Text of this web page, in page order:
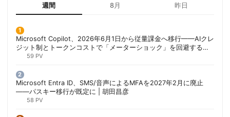
週間 8月 昨日
Microsoft Copilot、2026年6月1日から従量課金へ移行——AIクレ
ジット制とトークンコストで「メーターショック」を回避する方
法 | 胡田昌彦
59 PV
Microsoft Entra ID、SMS/音声によるMFAを2027年2月に廃止
——パスキー移行が既定に | 胡田昌彦
58 PV